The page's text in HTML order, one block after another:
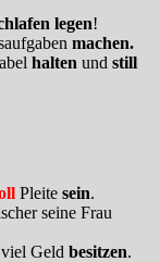
legen!
machen.
halten und still
Pleite sein.
seine Frau
Geld besitzen.